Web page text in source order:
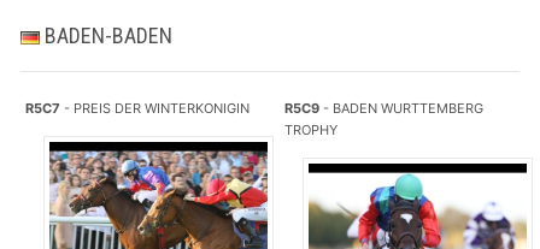
BADEN-BADEN
R5C7 - PREIS DER WINTERKONIGIN R5C9 - BADEN WURTTEMBERG
TROPHY